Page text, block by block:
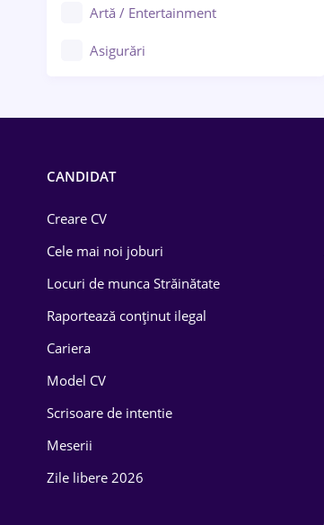
Artă / Entertainment
Asigurări
Drept
Educație / Training
Energetică
Farma
CANDIDAT
Creare CV
Cele mai noi joburi
Locuri de munca Străinătate
Raportează conținut ilegal
Cariera
Model CV
Scrisoare de intentie
Meserii
Zile libere 2026